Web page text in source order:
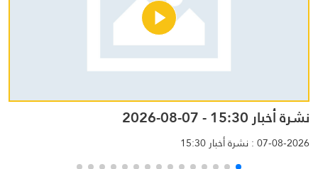
نشرة أخبار 15:30 - 07-08-2026
07-08-2026 : نشرة أخبار 15:30